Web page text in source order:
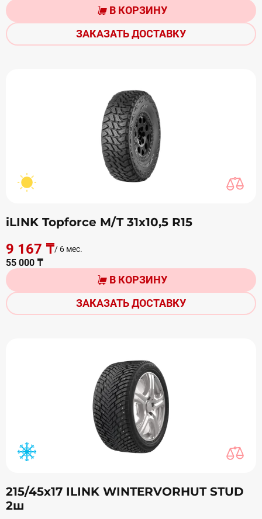
В КОРЗИНУ
ЗАКАЗАТЬ ДОСТАВКУ
iLINK Topforce M/T 31x10,5 R15
9 167 ₸/ 6 мес.
55 000 ₸
В КОРЗИНУ
ЗАКАЗАТЬ ДОСТАВКУ
215/45х17 ILINK WINTERVORHUT STUD
2ш